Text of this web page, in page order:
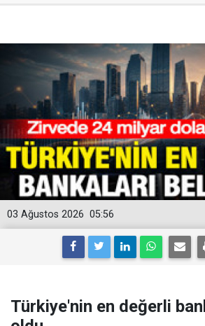
05:56
03 Ağustos 2026
Türkiye'nin en değerli